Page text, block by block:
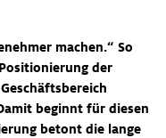
machen.“ So
der
beginnt für diesen
betont die lange